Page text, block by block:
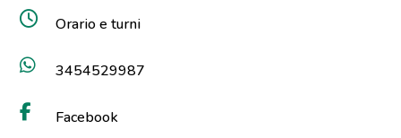
Orario e turni
3454529987
Facebook